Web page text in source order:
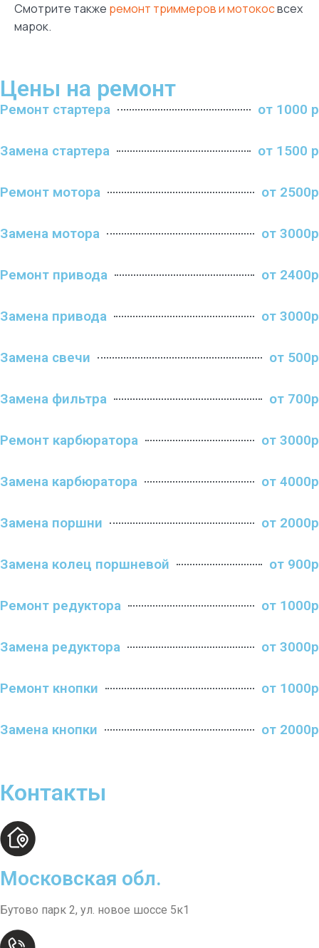
Смотрите также ремонт триммеров и мотокосвсех
марок.
Цены на ремонт
Ремонт стартера от 1000 р
Замена стартера от 1500 р
Ремонт мотора от 2500р
Замена мотора от 3000р
Ремонт привода от 2400р
Замена привода от 3000р
Замена свечи от 500р
Замена фильтра от 700р
Ремонт карбюратора от 3000р
Замена карбюратора от 4000р
Замена поршни от 2000р
Замена колец поршневой от 900р
Ремонт редуктора от 1000р
Замена редуктора от 3000р
Ремонт кнопки от 1000р
Замена кнопки от 2000р
Контакты
Московская обл.
Бутово парк 2, ул. новое шоссе 5к1